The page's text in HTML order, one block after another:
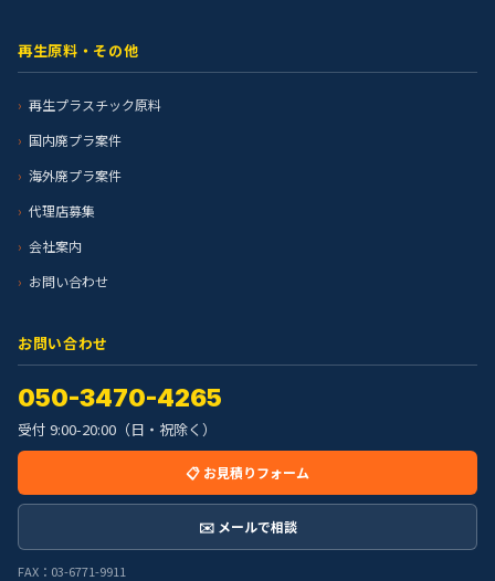
再生原料・その他
再生プラスチック原料
国内廃プラ案件
海外廃プラ案件
代理店募集
会社案内
お問い合わせ
お問い合わせ
050-3470-4265
受付 9:00-20:00（日・祝除く）
📋 お見積りフォーム
✉️ メールで相談
FAX：03-6771-9911